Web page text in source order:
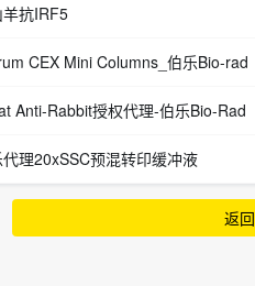
抗IRF5
CEX Mini Columns_伯乐Bio-rad
Anti-Rabbit授权代理-伯乐Bio-Rad
理20xSSC预混转印缓冲液
返回